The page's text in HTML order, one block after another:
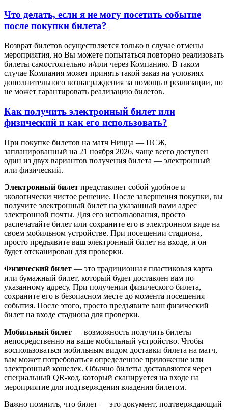
Что делать, если я не могу посетить событие
после покупки билета?
Возврат билетов осуществляется только в случае отмены
мероприятия, но Вы можете попытаться повторно реализовать
билеты самостоятельно и/или через Компанию. В таком
случае Компания может принять такой заказ на условиях
дополнительного вознаграждения за помощь в реализации, но
не может гарантировать реализацию билетов.
Как получить электронный билет или
физический и как его использовать?
При покупке билетов на матч Ницца — ПСЖ,
запланированный на 21 ноября 2026, чаще всего доступен
один из двух вариантов получения билета — электронный
или физический.
Электронный билет представляет собой удобное и
экологически чистое решение. После завершения покупки, вы
получите электронный билет на указанный вами адрес
электронной почты. Для его использования, просто
распечатайте билет или сохраните его в электронном виде на
своем мобильном устройстве. При посещении стадиона,
просто предъявите ваш электронный билет на входе, и он
будет отсканирован для проверки.
Физический билет — это традиционная пластиковая карта
или бумажный билет, который будет доставлен вам по
указанному адресу. При получении физического билета,
сохраните его в безопасном месте до момента посещения
события. После этого, просто предъявите ваш физический
билет на входе стадиона для проверки.
Мобильный билет — возможность получить билеты
непосредственно на ваше мобильный устройство. Чтобы
воспользоваться мобильным видом доставки билета на матч,
вам может потребоваться определенное приложение или
электронный кошелек. Обычно билеты доставляются через
специальный QR-код, который сканируется на входе на
мероприятие для подтверждения владения билетом.
Важно помнить, что билет — это документ, подтверждающий